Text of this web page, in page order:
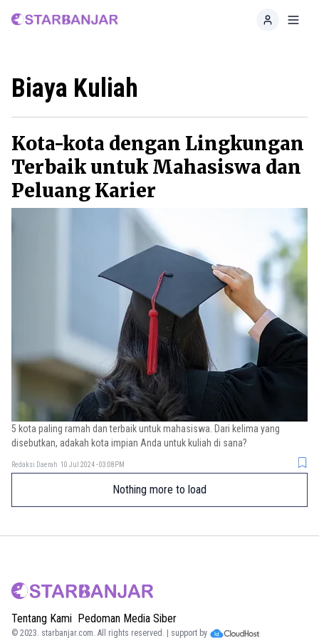
Home
Biaya Kuliah
Kota-kota dengan Lingkungan
Terbaik untuk Mahasiswa dan
Peluang Karier
5 kota paling ramah dan terbaik untuk mahasiswa. Dari kelima yang
disebutkan, adakah kota impian Anda untuk kuliah di sana?
Redaksi Daerah 10 Jul 2024 - 03:08PM
Nothing more to load
Tentang Kami Pedoman Media Siber
© 2023. starbanjar.com. All rights reserved. | support by